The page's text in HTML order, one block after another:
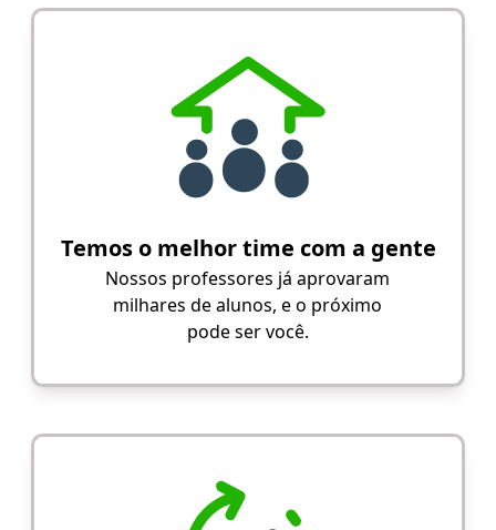
Temos o melhor time com a gente
Nossos professores já aprovaram
milhares de alunos, e o próximo
pode ser você.